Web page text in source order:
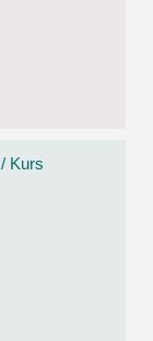
Kurs